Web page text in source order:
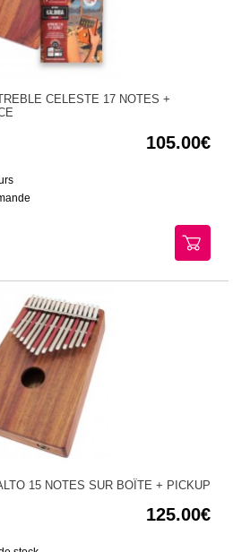
CELESTE 17 NOTES +
105.00
15 NOTES SUR BOÎTE + PICKUP
125.00